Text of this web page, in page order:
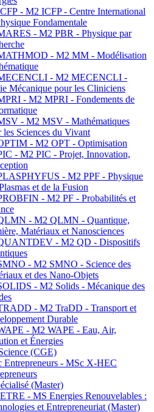
- M2 ICFP - Centre International
Fondamentale
- M2 PBR - Physique par
- M2 MM - Modélisation
- M2 MECENCLI -
Mécanique pour les Cliniciens
- M2 MPRI - Fondements de
- M2 MSV - Mathématiques
les Sciences du Vivant
- M2 OPT - Optimisation
- M2 PIC - Projet, Innovation,
- M2 PPF - Physique
et de la Fusion
- M2 PF - Probabilités et
- M2 QLMN - Quantique,
Matériaux et Nanosciences
- M2 QD - Dispositifs
- M2 SMNO - Science des
et des Nano-Objets
- M2 Solids - Mécanique des
- M2 TraDD - Transport et
Durable
- M2 WAPE - Eau, Air,
et Énergies
(CGE)
Entrepreneurs - MSc X-HEC
(Master)
- MS Energies Renouvelables :
et Entrepreneuriat (Master)